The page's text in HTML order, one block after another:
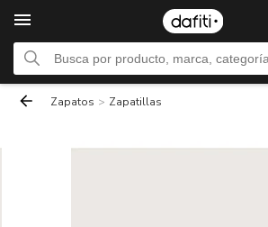
Zapatos > Zapatillas